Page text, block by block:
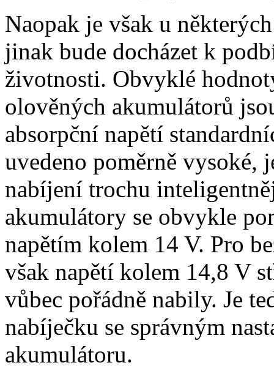
Naopak je však u
jinak bude docházet k
životnosti. Obvyklé
olověných akumulátorů
absorpční napětí
uvedeno poměrně vysoké,
nabíjení trochu
akumulátory se obvykle
napětím kolem 14 V. Pro
však napětí kolem 14,8 V
vůbec pořádně nabily. Je
nabíječku se správným
akumulátoru.